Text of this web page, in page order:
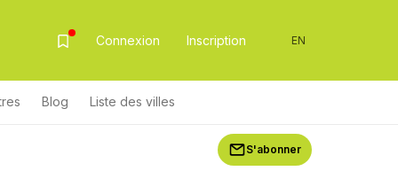
Connexion Inscription EN
Blog Liste des villes
S'abonner